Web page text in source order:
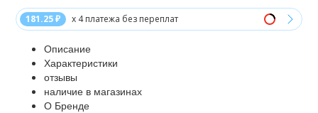
181.25 ₽ x 4 платежа без переплат
Описание
Характеристики
отзывы
наличие в магазинах
О Бренде